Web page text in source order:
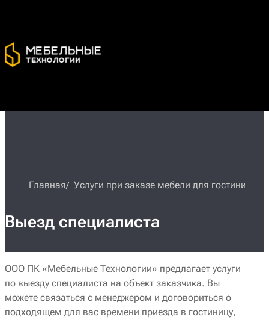
Главная Услуги при заказе мебели для гостиниц
Выезд специалиста
ООО ПК «Мебельные Технологии» предлагает услуги
по выезду специалиста на объект заказчика. Вы
можете связаться с менеджером и договориться о
подходящем для вас времени приезда в гостиницу,